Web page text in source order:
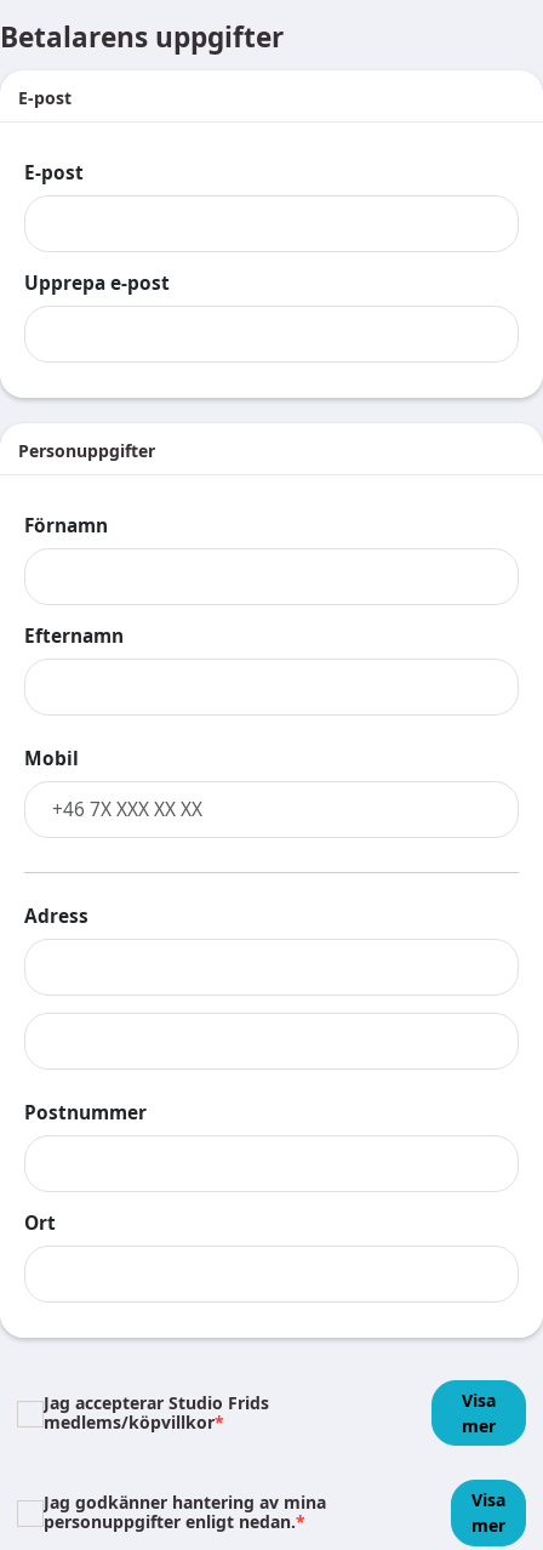
Betalarens uppgifter
E-post
E-post
Upprepa e-post
Personuppgifter
Förnamn
Efternamn
Mobil
Adress
Postnummer
Ort
Jag accepterar Studio Frids
medlems/köpvillkor*
Visa
mer
Jag godkänner hantering av mina
personuppgifter enligt nedan.*
Visa
mer